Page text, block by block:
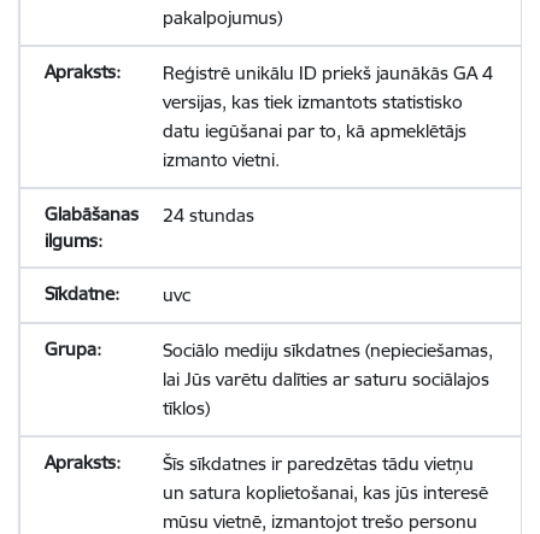
pakalpojumus)
Reģistrē unikālu ID priekš jaunākās GA 4
versijas, kas tiek izmantots statistisko
datu iegūšanai par to, kā apmeklētājs
izmanto vietni.
24 stundas
uvc
Sociālo mediju sīkdatnes (nepieciešamas,
lai Jūs varētu dalīties ar saturu sociālajos
tīklos)
Šīs sīkdatnes ir paredzētas tādu vietņu
un satura koplietošanai, kas jūs interesē
mūsu vietnē, izmantojot trešo personu